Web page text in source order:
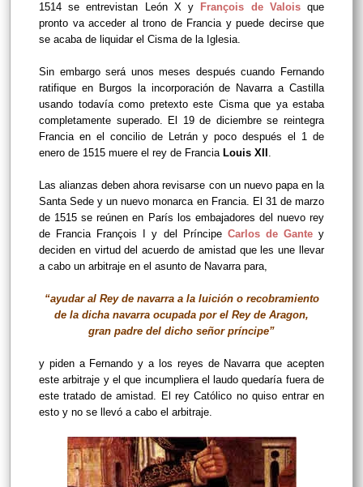
1514 se entrevistan León X y
François de Valois que
pronto va acceder al trono de Francia y puede decirse que
se acaba de liquidar el Cisma de la Iglesia.
Sin embargo será unos meses después cuando Fernando
ratifique en Burgos la incorporación de Navarra a Castilla
usando todavía como pretexto este Cisma que ya estaba
completamente superado. El 19 de diciembre se reintegra
Francia en el concilio de Letrán y poco después el 1 de
enero de 1515 muere el rey de Francia Louis XII .
Las alianzas deben ahora revisarse con un nuevo papa en la
Santa Sede y un nuevo monarca en Francia. El 31 de marzo
de 1515 se reúnen en París los embajadores del nuevo rey
de Francia François I y del Príncipe Carlos de Gante y
deciden en virtud del acuerdo de amistad que les une llevar
a cabo un arbitraje en el asunto de Navarra para,
“ayudar al Rey de navarra a la luición o recobramiento
de la dicha navarra ocupada por el Rey de Aragon,
gran padre del dicho señor príncipe”
y piden a Fernando y a los reyes de Navarra que acepten
estearbitraje y el que incumpliera el laudo quedaría fuera de
este tratado de amistad. El rey Católico no quiso entrar en
esto y no se llevó a cabo el arbitraje.